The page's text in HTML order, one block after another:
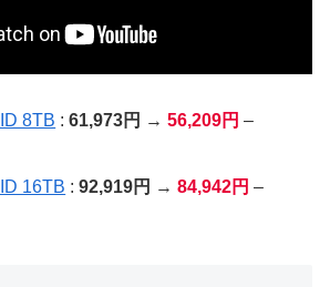
8TB :61,973円 →56,209円 –
16TB :92,919円 →84,942円 –